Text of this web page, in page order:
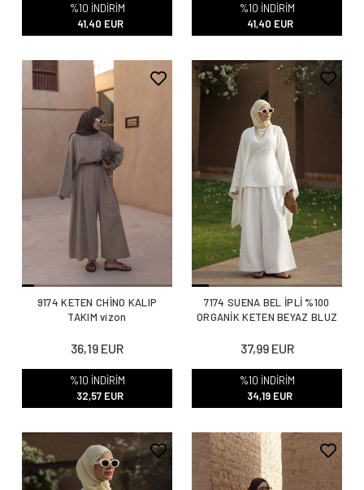
%10 İNDİRİM
41,40 EUR
%10 İNDİRİM
41,40 EUR
9174 KETEN CHİNO KALIP
TAKIM vizon
36,19 EUR
%10 İNDİRİM
32,57 EUR
7174 SUENA BEL İPLİ %100
ORGANİK KETEN BEYAZ BLUZ
37,99 EUR
%10 İNDİRİM
34,19 EUR